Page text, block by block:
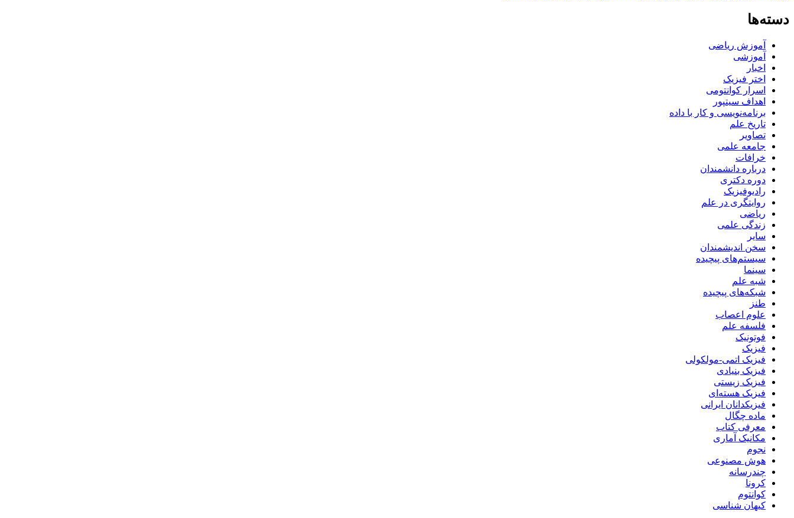
دسته‌ها
آموزش ریاضی
آموزشی
اخبار
اختر فیزیک
اسرار کوانتومی
اهداف سیتپور
برنامه‌نویسی و کار با داده
تاریخ علم
تصاویر
جامعه علمی
خرافات
درباره دانشمندان
دوره دکتری
رادیوفیزیک
روایتگری در علم
ریاضی
زندگی علمی
سایر
سخن اندیشمندان
سیستم‌های پیچیده
سینما
شبه علم
شبکه‌های پیچیده
طنز
علوم اعصاب
فلسفه علم
فوتونیک
فیزیک
فیزیک اتمی-مولکولی
فیزیک بنیادی
فیزیک زیستی
فیزیک هسته‌ای
فیزیکدانان ایرانی
ماده چگال
معرفی کتاب
مکانیک آماری
نجوم
هوش مصنوعی
چندرسانه
کرونا
کوانتوم
کیهان شناسی